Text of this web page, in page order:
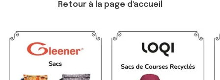
Retour à la page d'accueil